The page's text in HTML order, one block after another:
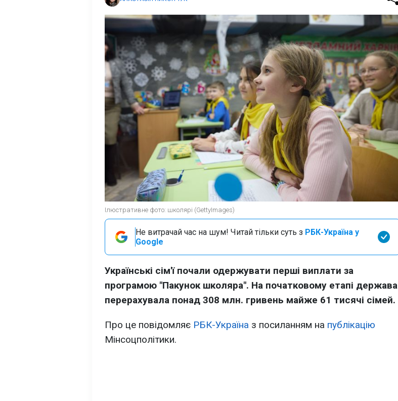
Ілюстративне фото: школярі (GettyImages)
Не витрачай час на шум! Читай тільки суть з РБК-Україна у
Google
Українські сім'ї почали одержувати перші виплати за
програмою "Пакунок школяра". На початковому етапі держава
перерахувала понад 308 млн. гривень майже 61 тисячі сімей.
Про це повідомляє РБК-Україна з посиланням на публікацію
Мінсоцполітики.